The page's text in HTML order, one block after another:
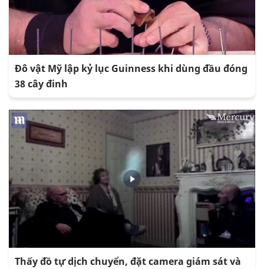
Đô vật Mỹ lập kỷ lục Guinness khi dùng đầu đóng
38 cây đinh
Thấy đồ tự dịch chuyển, đặt camera giám sát và